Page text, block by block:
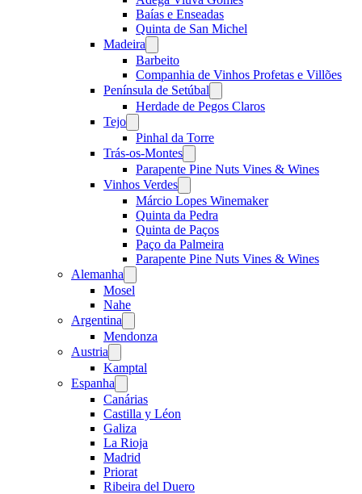
Baías e Enseadas
Quinta de San Michel
Madeira
menu
Barbeito
Companhia de Vinhos Profetas e Villões
Península de Setúbal
menu
Herdade de Pegos Claros
Tejo
menu
Pinhal da Torre
Trás-os-Montes
menu
Parapente Pine Nuts Vines & Wines
Vinhos Verdes
menu
Márcio Lopes Winemaker
Quinta da Pedra
Quinta de Paços
Paço da Palmeira
Parapente Pine Nuts Vines & Wines
Alemanha
menu
Mosel
Nahe
Argentina
menu
Mendonza
Austria
menu
Kamptal
Espanha
menu
Canárias
Castilla y Léon
Galiza
La Rioja
Madrid
Priorat
Ribeira del Duero